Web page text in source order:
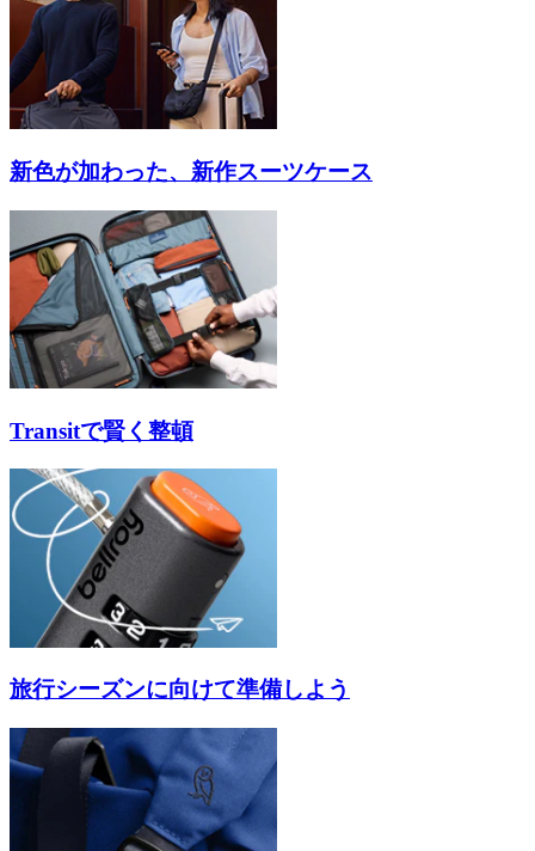
新色が加わった、新作スーツケース
Transitで賢く整頓
旅行シーズンに向けて準備しよう